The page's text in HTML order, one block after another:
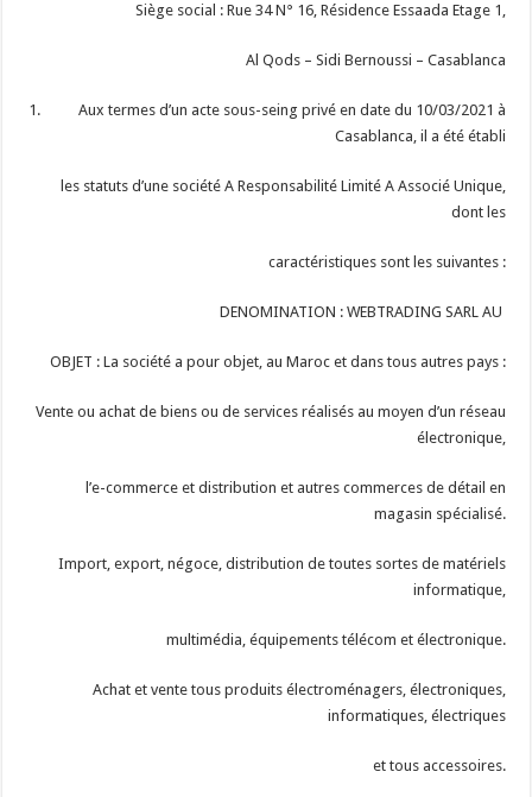
Siège social : Rue 34 N° 16, Résidence Essaada Etage 1,
Al Qods – Sidi Bernoussi – Casablanca
Aux termes d’un acte sous-seing privé en date du 10/03/2021 à
Casablanca, il a été établi
les statuts d’une société A Responsabilité Limité A Associé Unique,
dont les
caractéristiques sont les suivantes :
DENOMINATION : WEBTRADING SARL AU
OBJET : La société a pour objet, au Maroc et dans tous autres pays :
Vente ou achat de biens ou de services réalisés au moyen d’un réseau
électronique,
l’e-commerce et distribution et autres commerces de détail en
magasin spécialisé.
Import, export, négoce, distribution de toutes sortes de matériels
informatique,
multimédia, équipements télécom et électronique.
Achat et vente tous produits électroménagers, électroniques,
informatiques, électriques
et tous accessoires.